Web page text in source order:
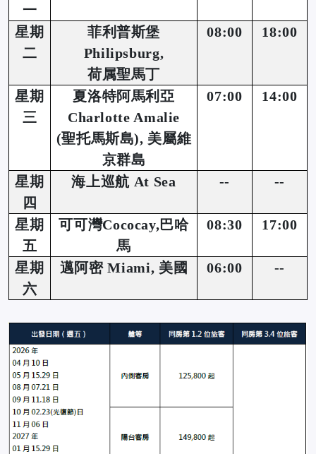
一
星期
二
菲利普斯堡
Philipsburg,
荷属聖馬丁
08:00 18:00
星期
三
夏洛特阿馬利亞
Charlotte Amalie
(聖托馬斯島), 美屬維
京群島
07:00 14:00
星期
四
海上巡航 At Sea -- --
星期
五
可可灣Cococay,巴哈
馬
08:30 17:00
星期
六
邁阿密 Miami, 美國 06:00 --